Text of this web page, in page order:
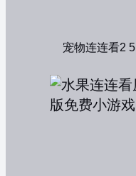
宠物连连看2 5